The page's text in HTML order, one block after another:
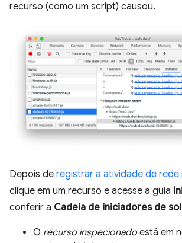
recurso (como um script) causou.
Depois de registrar a atividade de rede
clique em um recurso e acesse a guia
conferir a Cadeia de iniciadores de
O recurso inspecionado está em